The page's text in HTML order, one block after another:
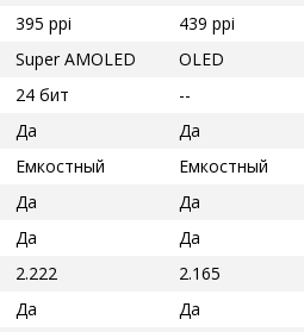
395 ppi
439 ppi
Super AMOLED
OLED
24 бит
--
Да
Да
Емкостный
Емкостный
Да
Да
Да
Да
2.222
2.165
Да Да